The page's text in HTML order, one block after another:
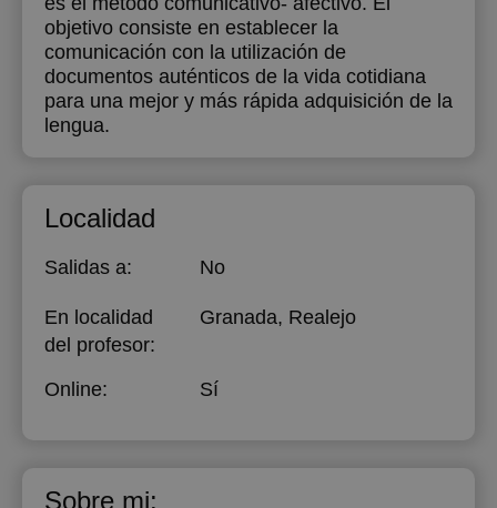
objetivo consiste en establecer la
comunicación con la utilización de
documentos auténticos de la vida cotidiana
para una mejor y más rápida adquisición de la
lengua.
Localidad
Salidas a: No
En localidad
del profesor:
Granada, Realejo
Online: Sí
Sobre mi: